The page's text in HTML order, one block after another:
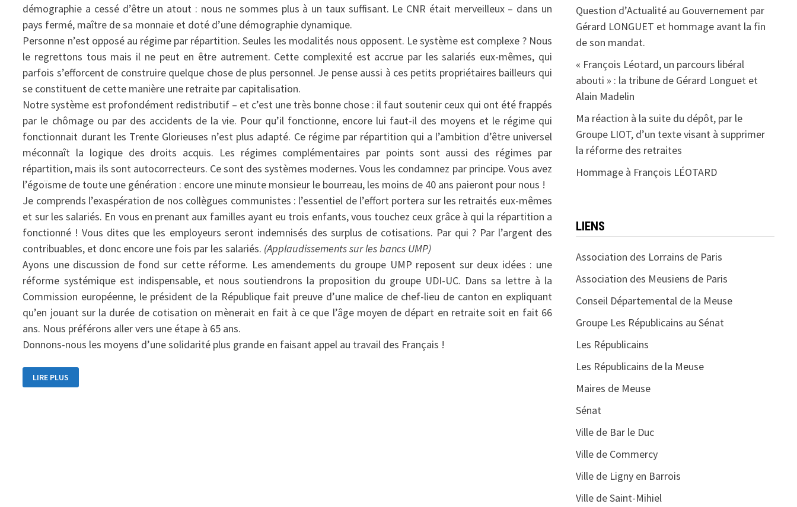
démographie a cessé d’être un atout : nous ne sommes plus à un taux suffisant. Le CNR était merveilleux – dans un
pays fermé, maître de sa monnaie et doté d’une démographie dynamique.
Personne n’est opposé au régime par répartition. Seules les modalités nous opposent. Le système est complexe ? Nous
le regrettons tous mais il ne peut en être autrement. Cette complexité est accrue par les salariés eux-mêmes, qui
parfois s’efforcent de construire quelque chose de plus personnel. Je pense aussi à ces petits propriétaires bailleurs qui
se constituent de cette manière une retraite par capitalisation.
Notre système est profondément redistributif – et c’est une très bonne chose : il faut soutenir ceux qui ont été frappés
par le chômage ou par des accidents de la vie. Pour qu’il fonctionne, encore lui faut-il des moyens et le régime qui
fonctionnait durant les Trente Glorieuses n’est plus adapté. Ce régime par répartition qui a l’ambition d’être universel
méconnaît la logique des droits acquis. Les régimes complémentaires par points sont aussi des régimes par
répartition, mais ils sont autocorrecteurs. Ce sont des systèmes modernes. Vous les condamnez par principe. Vous avez
l’égoïsme de toute une génération : encore une minute monsieur le bourreau, les moins de 40 ans paieront pour nous !
Je comprends l’exaspération de nos collègues communistes : l’essentiel de l’effort portera sur les retraités eux-mêmes
et sur les salariés. En vous en prenant aux familles ayant eu trois enfants, vous touchez ceux grâce à qui la répartition a
fonctionné ! Vous dites que les employeurs seront indemnisés des surplus de cotisations. Par qui ? Par l’argent des
contribuables, et donc encore une fois par les salariés. (Applaudissements sur les bancs UMP)
Ayons une discussion de fond sur cette réforme. Les amendements du groupe UMP reposent sur deux idées : une
réforme systémique est indispensable, et nous soutiendrons la proposition du groupe UDI-UC. Dans sa lettre à la
Commission européenne, le président de la République fait preuve d’une malice de chef-lieu de canton en expliquant
qu’en jouant sur la durée de cotisation on mènerait en fait à ce que l’âge moyen de départ en retraite soit en fait 66
ans. Nous préférons aller vers une étape à 65 ans.
Donnons-nous les moyens d’une solidarité plus grande en faisant appel au travail des Français !
–
DISCUSSION
LIRE PLUS
Question d’Actualité au Gouvernement par
Gérard LONGUET et hommage avant la fin
de son mandat.
« François Léotard, un parcours libéral
abouti » : la tribune de Gérard Longuet et
Alain Madelin
Ma réaction à la suite du dépôt, par le
Groupe LIOT, d’un texte visant à supprimer
la réforme des retraites
Hommage à François LÉOTARD
LIENS
Association des Lorrains de Paris
Association des Meusiens de Paris
Conseil Départemental de la Meuse
Groupe Les Républicains au Sénat
Les Républicains
Les Républicains de la Meuse
Maires de Meuse
Sénat
Ville de Bar le Duc
Ville de Commercy
Ville de Ligny en Barrois
Ville de Saint-Mihiel